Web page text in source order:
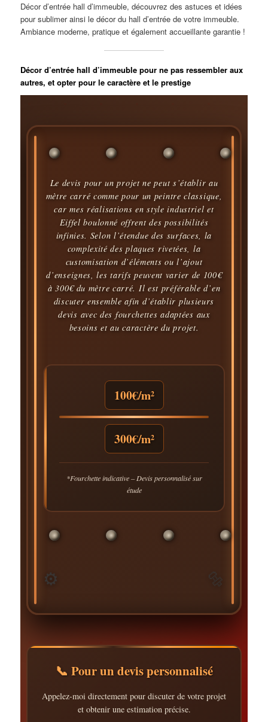
Décor d’entrée hall d’immeuble, découvrez des astuces et idées
pour sublimer ainsi le décor du hall d’entrée de votre immeuble.
Ambiance moderne, pratique et également accueillante garantie !
Décor d’entrée hall d’immeuble pour ne pas ressembler aux
autres, et opter pour le caractère et le prestige
Le devis pour un projet ne peut s’établir au
mètre carré comme pour un peintre classique,
car mes réalisations en style industriel et
Eiffel boulonné offrent des possibilités
infinies. Selon l’étendue des surfaces, la
complexité des plaques rivetées, la
customisation d’éléments ou l’ajout
d’enseignes, les tarifs peuvent varier de 100€
à 300€ du mètre carré. Il est préférable d’en
discuter ensemble afin d’établir plusieurs
devis avec des fourchettes adaptées aux
besoins et au caractère du projet.
100€/m²
300€/m²
*Fourchette indicative – Devis personnalisé sur
étude
⚙️ 🔩
📞 Pour un devis personnalisé
Appelez-moi directement pour discuter de votre projet
et obtenir une estimation précise.